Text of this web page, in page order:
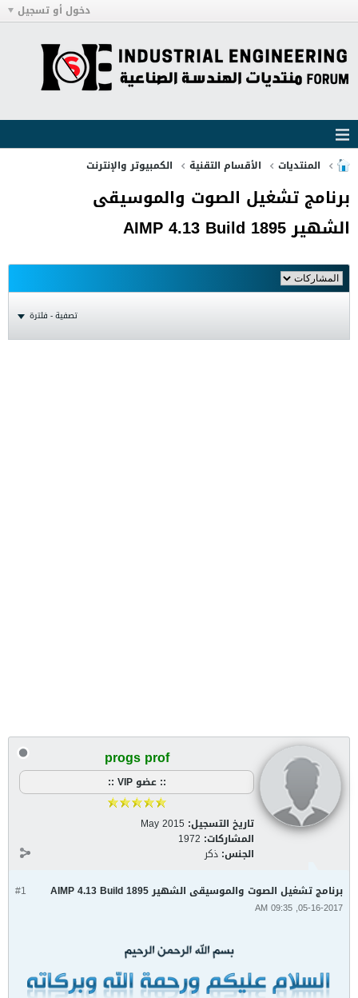
دخول أو تسجيل
المنتديات الأقسام التقنية الكمبيوتر والإنترنت
برنامج تشغيل الصوت والموسيقى
الشهير AIMP 4.13 Build 1895
تصفية - فلترة
progs prof
:: عضو VIP ::
تاريخ التسجيل: May 2015
المشاركات: 1972
الجنس: ذكر
#1 برنامج تشغيل الصوت والموسيقى الشهير AIMP 4.13 Build 1895
05-16-2017, 09:35 AM